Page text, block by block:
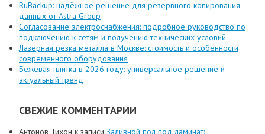
RuBackup: надёжное решение для резервного копирования
данных от Astra Group
Согласование электроснабжения: подробное руководство по
подключению к сетям и получению технических условий
Лазерная резка металла в Москве: стоимость и особенности
современного оборудования
Бежевая плитка в 2026 году: универсальное решение и
актуальный тренд
СВЕЖИЕ КОММЕНТАРИИ